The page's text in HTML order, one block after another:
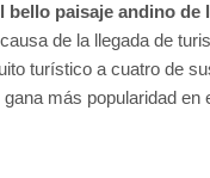
paisaje andino
de la llegada de
turístico a cuatro de
más popularidad en